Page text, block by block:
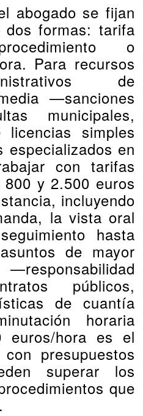
abogado se fijan
dos formas: tarifa
o
Para recursos
de
—sanciones
municipales,
licencias simples
en
con tarifas
y 2.500 euros
incluyendo
la vista oral
hasta
de mayor
públicos,
de cuantía
horaria
hora es el
presupuestos
superar los
que